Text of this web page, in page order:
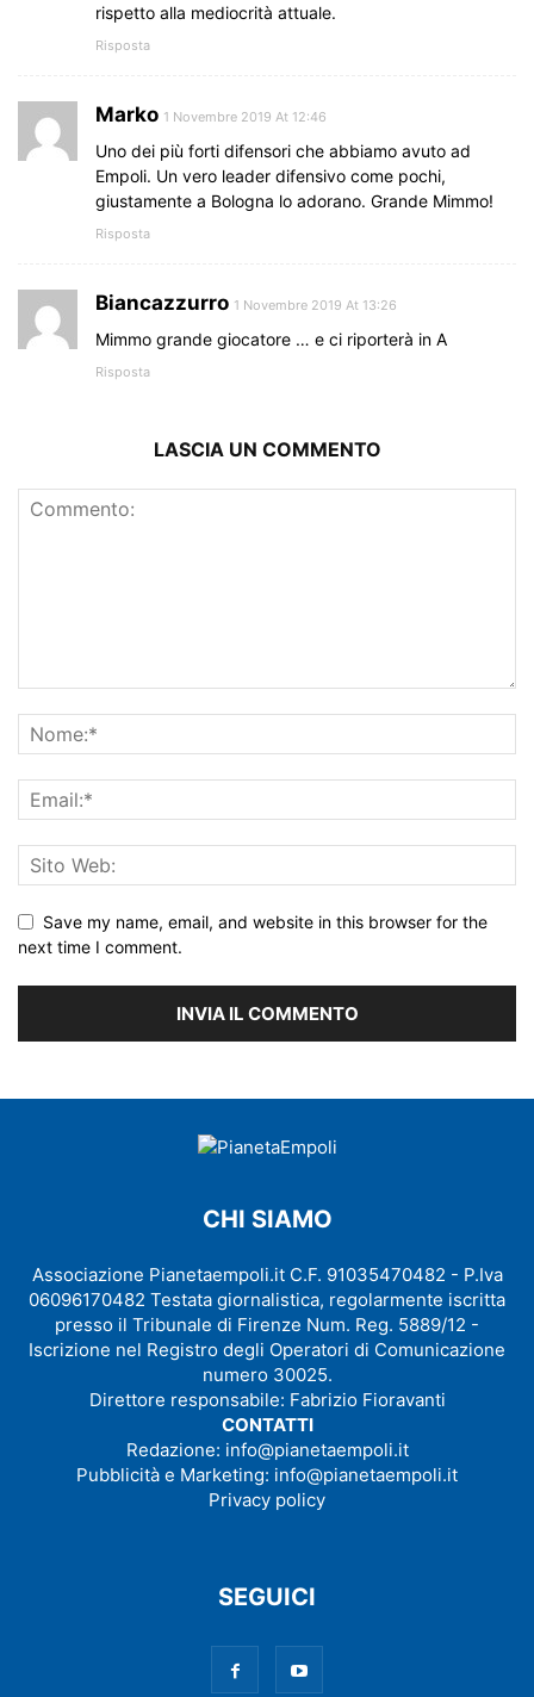
rispetto alla mediocrità attuale.
Risposta
Marko 1 Novembre 2019 At 12:46
Uno dei più forti difensori che abbiamo avuto ad
Empoli. Un vero leader difensivo come pochi,
giustamente a Bologna lo adorano. Grande Mimmo!
Risposta
Biancazzurro 1 Novembre 2019 At 13:26
Mimmo grande giocatore … e ci riporterà in A
Risposta
LASCIA UN COMMENTO
Save my name, email, and website in this browser for the
next time I comment.
CHI SIAMO
Associazione Pianetaempoli.it C.F. 91035470482 - P.Iva
06096170482 Testata giornalistica, regolarmente iscritta
presso il Tribunale di Firenze Num. Reg. 5889/12 -
Iscrizione nel Registro degli Operatori di Comunicazione
numero 30025.
Direttore responsabile: Fabrizio Fioravanti
CONTATTI
Redazione: info@pianetaempoli.it
Pubblicità e Marketing: info@pianetaempoli.it
Privacy policy
SEGUICI